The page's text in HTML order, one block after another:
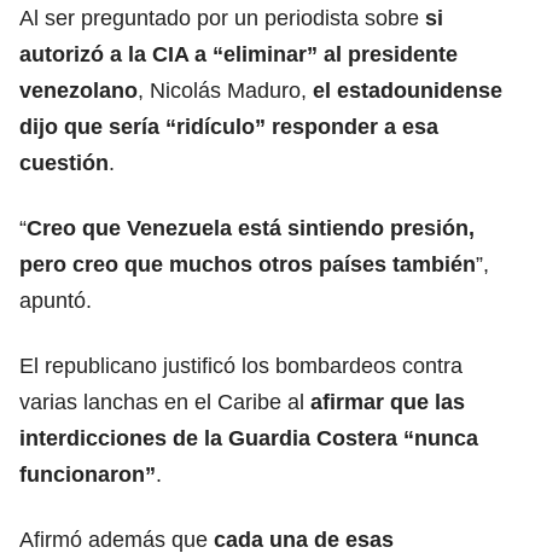
Al ser preguntado por un periodista sobre si
autorizó a la CIA a “eliminar” al presidente
venezolano, Nicolás Maduro, el estadounidense
dijo que sería “ridículo” responder a esa
cuestión.
“Creo que Venezuela está sintiendo presión,
pero creo que muchos otros países también”,
apuntó.
El republicano justificó los bombardeos contra
varias lanchas en el Caribe al afirmar que las
interdicciones de la Guardia Costera “nunca
funcionaron”.
Afirmó además que cada una de esas